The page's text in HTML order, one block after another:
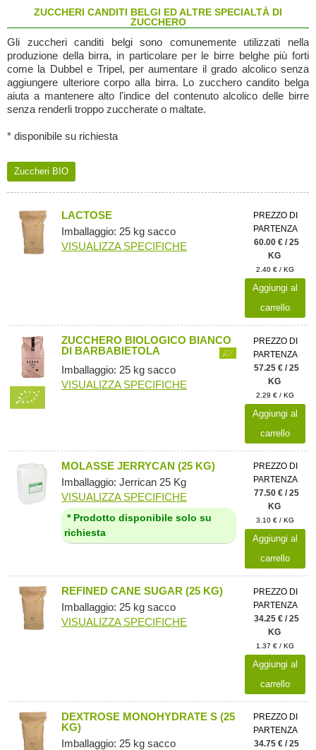
ZUCCHERI CANDITI BELGI ED ALTRE SPECIALTÀ DI
ZUCCHERO
Gli zuccheri canditi belgi sono comunemente utilizzati nella
produzione della birra, in particolare per le birre belghe più forti
come la Dubbel e Tripel, per aumentare il grado alcolico senza
aggiungere ulteriore corpo alla birra. Lo zucchero candito belga
aiuta a mantenere alto l'indice del contenuto alcolico delle birre
senza renderli troppo zuccherate o maltate.
* disponibile su richiesta
Zuccheri BIO
LACTOSE
Imballaggio: 25 kg sacco
VISUALIZZA SPECIFICHE
PREZZO DI
PARTENZA
60.00 € / 25
KG
2.40 € / KG
Aggiungi al
carrello
ZUCCHERO BIOLOGICO BIANCO
DI BARBABIETOLA
Imballaggio: 25 kg sacco
VISUALIZZA SPECIFICHE
PREZZO DI
PARTENZA
57.25 € / 25
KG
2.29 € / KG
Aggiungi al
carrello
MOLASSE JERRYCAN (25 KG)
Imballaggio: Jerrican 25 Kg
VISUALIZZA SPECIFICHE
* Prodotto disponibile solo su
richiesta
PREZZO DI
PARTENZA
77.50 € / 25
KG
3.10 € / KG
Aggiungi al
carrello
REFINED CANE SUGAR (25 KG)
Imballaggio: 25 kg sacco
VISUALIZZA SPECIFICHE
PREZZO DI
PARTENZA
34.25 € / 25
KG
1.37 € / KG
Aggiungi al
carrello
DEXTROSE MONOHYDRATE S (25
KG)
Imballaggio: 25 kg sacco
PREZZO DI
PARTENZA
34.75 € / 25